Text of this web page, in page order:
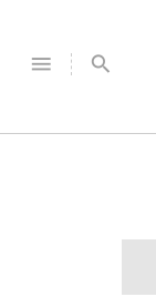
menu search